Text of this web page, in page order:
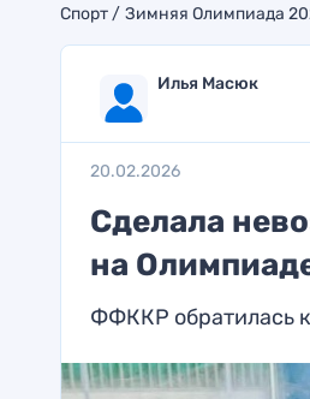
Спорт Зимняя Олимпиада
Илья Масюк
20.02.2026
Сделала
на
ФФККР обратилась